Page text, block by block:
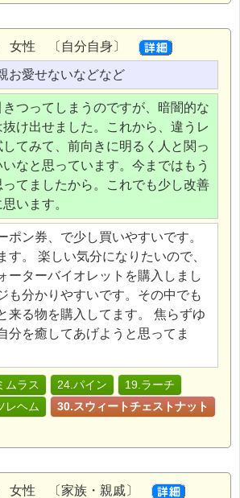
性 〔自分自身〕
お愛せないなどなど
きつってしまうのですが、暗闇的な
け出せました。これから、違うレ
してみて、前向きに明るく人と関っ
なと思っています。今まではもう
てましたから。これでも少し改善
います。
ポン券、で少し買いやすいです。
す。 楽しい気分になりたいので、
ーターバイオレットを購入しまし
も分かりやすいです。その中でも
来る物を購入してます。 焦らずゆ
分を癒してあげようと思ってま
ムラス 24.パイン
19.ラーチ
レヘム
30.スウィートチェストナット
性 〔家族・親戚〕